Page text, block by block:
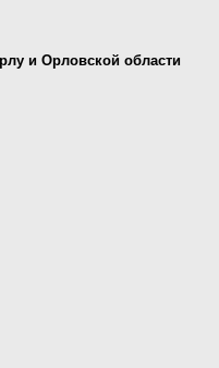
и Орловской области